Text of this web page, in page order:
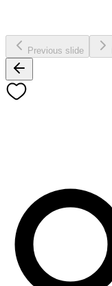
Previous slide